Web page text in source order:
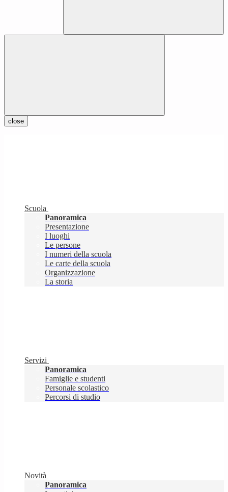
close
Scuola
Panoramica
Presentazione
I luoghi
Le persone
I numeri della scuola
Le carte della scuola
Organizzazione
La storia
Servizi
Panoramica
Famiglie e studenti
Personale scolastico
Percorsi di studio
Novità
Panoramica